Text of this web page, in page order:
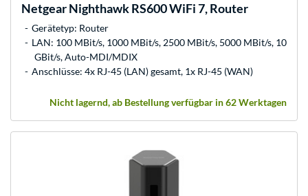
NetgearNighthawk RS600 WiFi 7, Router
Gerätetyp: Router
LAN: 100 MBit/s, 1000 MBit/s, 2500 MBit/s, 5000 MBit/s, 10
GBit/s, Auto-MDI/MDIX
Anschlüsse: 4x RJ-45 (LAN) gesamt, 1x RJ-45 (WAN)
Nicht lagernd, ab Bestellung verfügbar in 62 Werktagen